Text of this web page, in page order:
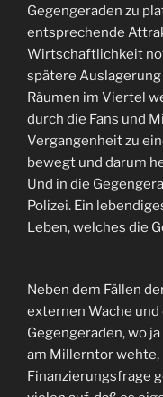
Gegengeraden zu
entsprechende
Wirtschaftlichkeit
spätere
Räumen im Viertel
durch die Fans und
Vergangenheit zu
bewegt und darum
Und in die
Polizei. Ein
Leben, welches die
Neben dem Fällen
externen Wache
Gegengeraden, wo
am Millerntor wehte,
Finanzierungsfrage